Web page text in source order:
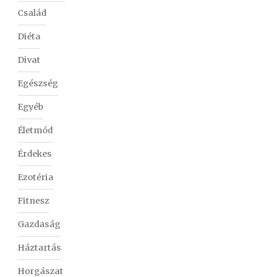
Család
Diéta
Divat
Egészség
Egyéb
Életmód
Érdekes
Ezotéria
Fitnesz
Gazdaság
Háztartás
Horgászat